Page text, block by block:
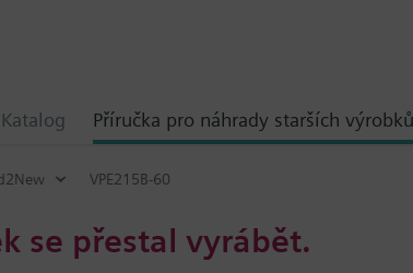
Katalog Příručka pro náhrady starších výrobků
VPE215B-60
se přestal vyrábět.